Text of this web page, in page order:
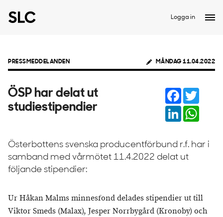
Logga in
PRESSMEDDELANDEN MÅNDAG 11.04.2022
ÖSP har delat ut
studiestipendier
Facebook
LinkedIn
Österbottens svenska producentförbund r.f. har i
samband med vårmötet 11.4.2022 delat ut
följande stipendier:
Ur Håkan Malms minnesfond delades stipendier ut till
Viktor Smeds (Malax), Jesper Norrbygård (Kronoby) och